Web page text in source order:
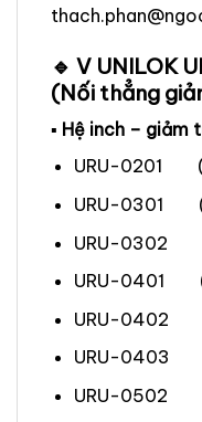
🔹 V UNILOK
(Nối thẳng
▪ Hệ inch – giảm
URU-0201
URU-0301
URU-0302
URU-0401
URU-0402
URU-0403
URU-0502